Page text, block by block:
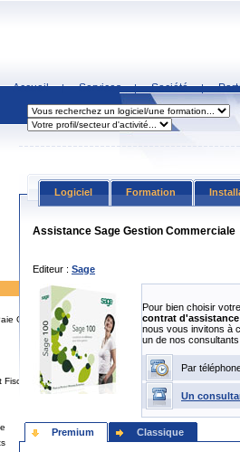
Accueil | Services | Société |
Gestion
Logiciel Formation
Assistance Sage Gestion Commerciale
Editeur : Sage
Pour bien choisir votre
contrat
nous vous invitons à
un de nos consultants
Par
Un
Premium Classique